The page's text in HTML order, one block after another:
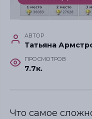
АВТОР
Татьяна
ПРОСМОТРОВ
7.7к.
Что самое